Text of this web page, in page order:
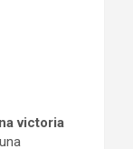
victoria